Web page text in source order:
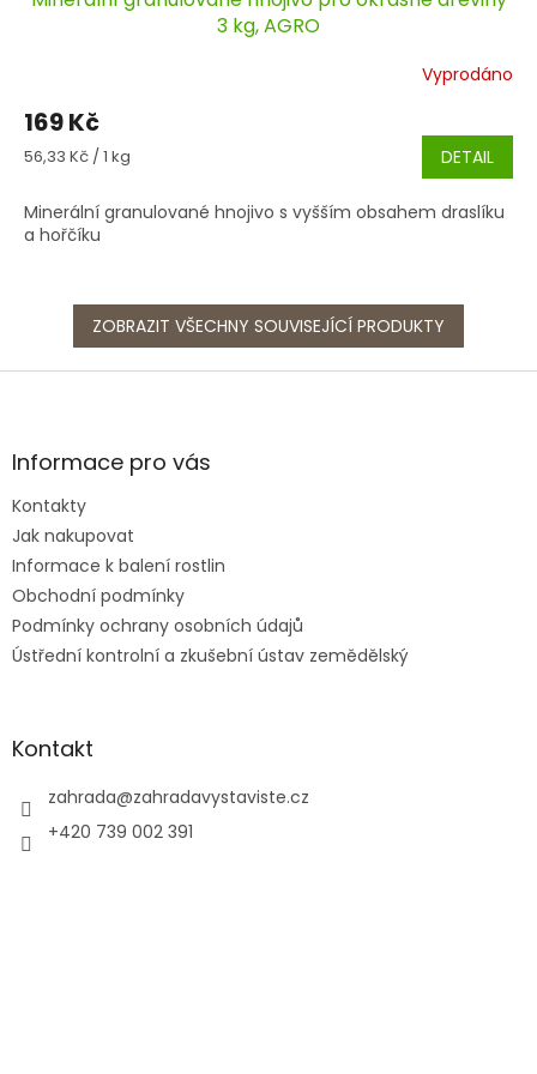
3 kg, AGRO
Vyprodáno
169 Kč
Měrná
56,33 Kč / 1 kg DETAIL
Minerální granulované hnojivo s vyšším obsahem draslíku
a hořčíku
ZOBRAZIT VŠECHNY SOUVISEJÍCÍ PRODUKTY
Z
aInformace pro vás
Kontakty
Jak nakupovat
Informace k balení rostlin
Obchodní podmínky
Podmínky ochrany osobních údajů
Ústřední kontrolní a zkušební ústav zemědělský
Kontakt
zahrada@zahradavystaviste.cz
+420 739 002 391